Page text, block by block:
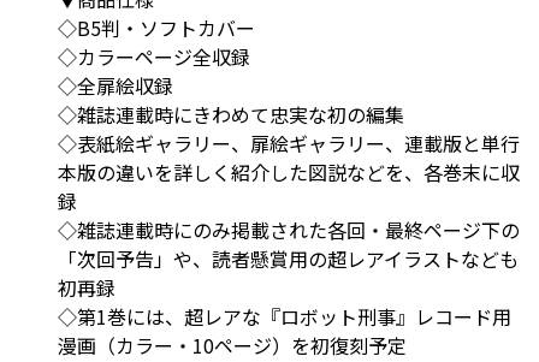
◇B5判・ソフトカバー
◇カラーページ全収録
◇全扉絵収録
◇雑誌連載時にきわめて忠実な初の編集
◇表紙絵ギャラリー、扉絵ギャラリー、連載版と単行
本版の違いを詳しく紹介した図説などを、各巻末に収
録
◇雑誌連載時にのみ掲載された各回・最終ページ下の
「次回予告」や、読者懸賞用の超レアイラストなども
初再録
◇第1巻には、超レアな『ロボット刑事』レコード用
漫画（カラー・10ページ）を初復刻予定